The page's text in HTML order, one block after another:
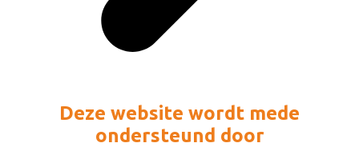
Deze website wordt mede
ondersteund door